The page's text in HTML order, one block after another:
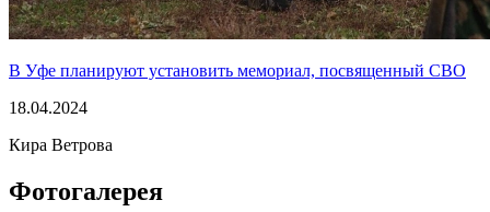
В Уфе планируют установить мемориал, посвященный СВО
18.04.2024
Кира Ветрова
Фотогалерея